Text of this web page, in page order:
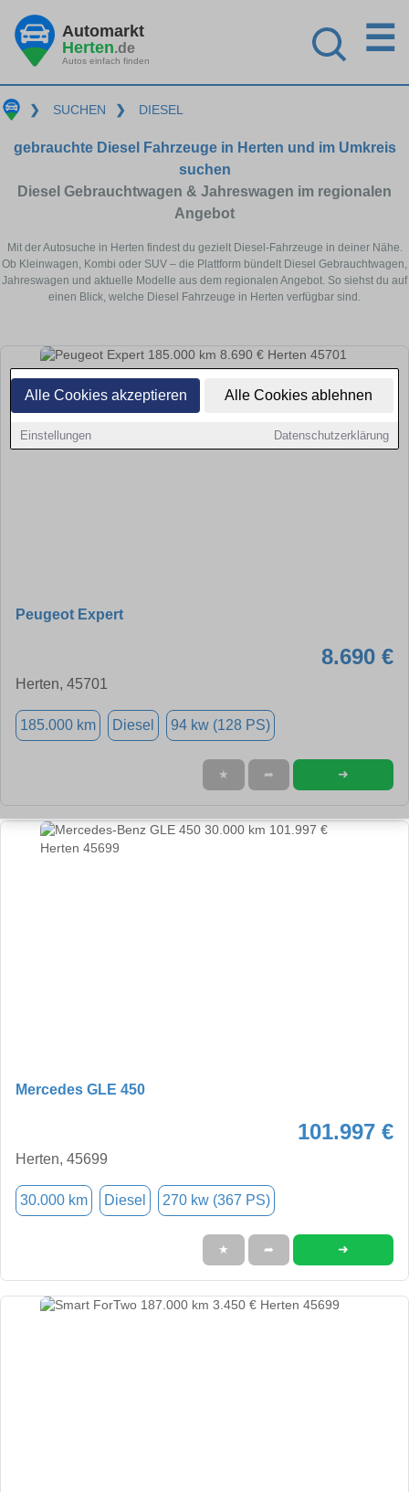
Alle Cookies akzeptieren Alle Cookies ablehnen
Einstellungen Datenschutzerklärung
Automarkt
Herten.de
Autos einfach finden
☰
❯ SUCHEN ❯ DIESEL
gebrauchte Diesel Fahrzeuge in Herten und im Umkreis
suchen
Diesel Gebrauchtwagen & Jahreswagen im regionalen
Angebot
Mit der Autosuche in Herten findest du gezielt Diesel-Fahrzeuge in deiner Nähe.
Ob Kleinwagen, Kombi oder SUV – die Plattform bündelt Diesel Gebrauchtwagen,
Jahreswagen und aktuelle Modelle aus dem regionalen Angebot. So siehst du auf
einen Blick, welche Diesel Fahrzeuge in Herten verfügbar sind.
Peugeot Expert
8.690 €
Herten, 45701
185.000 km Diesel 94 kw (128 PS)
★ ➦ ➜
Mercedes GLE 450
101.997 €
Herten, 45699
30.000 km Diesel 270 kw (367 PS)
★ ➦ ➜